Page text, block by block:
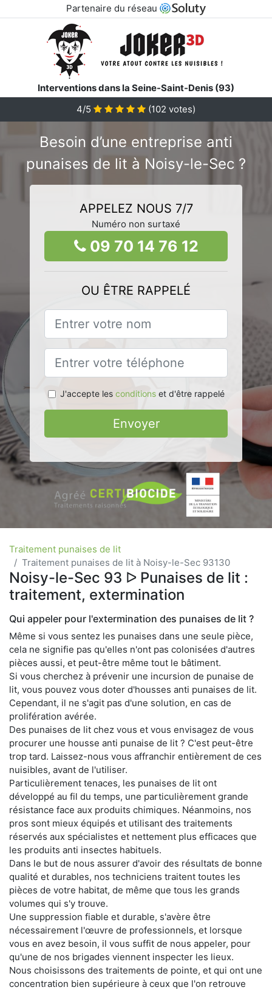
Partenaire du réseau
Interventions dans la Seine-Saint-Denis (93)
4/5
(102 votes)
Besoin d’une entreprise anti
punaises de lit à Noisy-le-Sec ?
APPELEZ NOUS 7/7
Numéro non surtaxé
09 70 14 76 12
OU ÊTRE RAPPELÉ
J'accepte les conditionset d'être rappelé
Envoyer
Traitement punaises de lit
Traitement punaises de lit à Noisy-le-Sec 93130
Noisy-le-Sec 93 ᐅ Punaises de lit :
traitement, extermination
Qui appeler pour l'extermination des punaises de lit ?
Même si vous sentez les punaises dans une seule pièce,
cela ne signifie pas qu'elles n'ont pas colonisées d'autres
pièces aussi, et peut-être même tout le bâtiment.
Si vous cherchez à prévenir une incursion de punaise de
lit, vous pouvez vous doter d'housses anti punaises de lit.
Cependant, il ne s'agit pas d'une solution, en cas de
prolifération avérée.
Des punaises de lit chez vous et vous envisagez de vous
procurer une housse anti punaise de lit ? C'est peut-être
trop tard. Laissez-nous vous affranchir entièrement de ces
nuisibles, avant de l'utiliser.
Particulièrement tenaces, les punaises de lit ont
développé au fil du temps, une particulièrement grande
résistance face aux produits chimiques. Néanmoins, nos
pros sont mieux équipés et utilisant des traitements
réservés aux spécialistes et nettement plus efficaces que
les produits anti insectes habituels.
Dans le but de nous assurer d'avoir des résultats de bonne
qualité et durables, nos techniciens traitent toutes les
pièces de votre habitat, de même que tous les grands
volumes qui s'y trouve.
Une suppression fiable et durable, s'avère être
nécessairement l'œuvre de professionnels, et lorsque
vous en avez besoin, il vous suffit de nous appeler, pour
qu'une de nos brigades viennent inspecter les lieux.
Nous choisissons des traitements de pointe, et qui ont une
concentration bien supérieure à ceux que l'on retrouve